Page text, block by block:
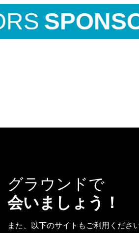
グラウンドで
会いましょう！
また、以下のサイトもご利用ください